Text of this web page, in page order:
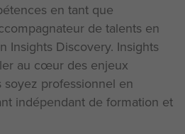
en tant que
de talents en
Insights Discovery. Insights
au cœur des enjeux
soyez professionnel en
indépendant de formation et